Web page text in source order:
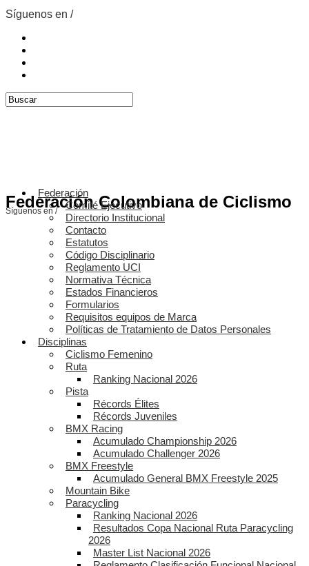
Síguenos en /
Federación Colombiana de Ciclismo
Síguenos en /
Federación
Comité Ejecutivo
Directorio Institucional
Contacto
Estatutos
Código Disciplinario
Reglamento UCI
Normativa Técnica
Estados Financieros
Formularios
Requisitos equipos de Marca
Políticas de Tratamiento de Datos Personales
Disciplinas
Ciclismo Femenino
Ruta
Ranking Nacional 2026
Pista
Récords Élites
Récords Juveniles
BMX Racing
Acumulado Championship 2026
Acumulado Challenger 2026
BMX Freestyle
Acumulado General BMX Freestyle 2025
Mountain Bike
Paracycling
Ranking Nacional 2026
Resultados Copa Nacional Ruta Paracycling
2026
Master List Nacional 2026